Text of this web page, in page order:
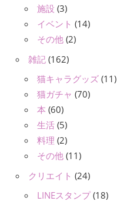
施設 (3)
イベント (14)
その他 (2)
雑記 (162)
猫キャラグッズ (11)
猫ガチャ (70)
本 (60)
生活 (5)
料理 (2)
その他 (11)
クリエイト (24)
LINEスタンプ(18)